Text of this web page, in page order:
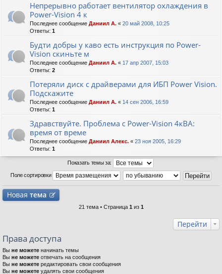
Непрерывно работает вентилятор охлаждения в
Power-Vision 4 к
Последнее сообщение Даниил А. « 20 май 2008, 10:25
Ответы: 1
Будти добры у каво есть инструкция по Power-
Vision скиньте м
Последнее сообщение Даниил А. « 17 апр 2007, 15:03
Ответы: 2
Потеряли диск с драйверами для ИБП Power Vision.
Подскажите
Последнее сообщение Даниил А. « 14 сен 2006, 16:59
Ответы: 1
Здравствуйте. Проблема с Power-Vision 4кВА:
время от време
Последнее сообщение Даниил Алекс. « 23 ноя 2005, 16:29
Ответы: 1
Показать темы за:
Поле сортировки
Новая тема
21 тема • Страница 1 из 1
Перейти
Права доступа
Вы не можете начинать темы
Вы не можете отвечать на сообщения
Вы не можете редактировать свои сообщения
Вы не можете удалять свои сообщения